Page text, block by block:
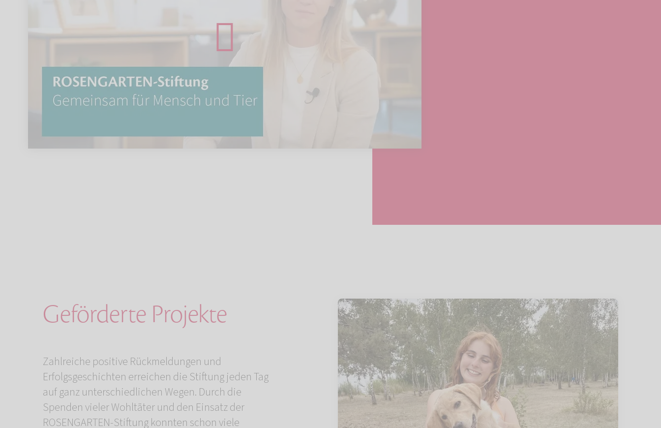
Geförderte Projekte
Zahlreiche positive Rückmeldungen und
Erfolgsgeschichten erreichen die Stiftung jeden Tag
auf ganz unterschiedlichen Wegen. Durch die
Spenden vieler Wohltäter und den Einsatz der
ROSENGARTEN-Stiftung konnten schon viele